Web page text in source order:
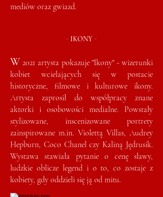
mediów oraz gwiazd.
- IKONY -
W 2021 artysta pokazuje "Ikony" - wizerunki
kobiet wcielających się w postacie
historyczne, filmowe i kulturowe ikony.
Artysta zaprosił do współpracy znane
aktorki i osobowości medialne. Powstały
stylizowane, inscenizowane portrety
zainspirowane m.in. Violettą Villas, Audrey
Hepburn, Coco Chanel czy Kaliną Jędrusik.
Wystawa stawiała pytanie o cenę sławy,
ludzkie oblicze legend i o to, co zostaje z
kobiety, gdy oddzieli się ją od mitu.